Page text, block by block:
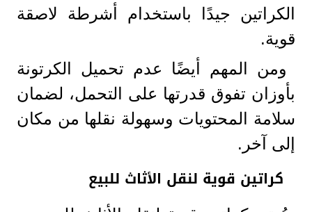
الكراتين جيدًا باستخدام أشرطة لاصقة
قوية.
ومن المهم أيضًا عدم تحميل الكرتونة
بأوزان تفوق قدرتها على التحمل، لضمان
سلامة المحتويات وسهولة نقلها من مكان
إلى آخر.
كراتين قوية لنقل الأثاث للبيع